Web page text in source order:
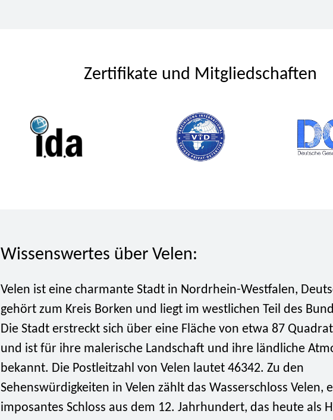
Zertifikate und Mitgliedschaften
Wissenswertes über Velen:
Velen ist eine charmante Stadt in Nordrhein-Westfalen,
gehört zum Kreis Borken und liegt im westlichen Teil des
Die Stadt erstreckt sich über eine Fläche von etwa 87
und ist für ihre malerische Landschaft und ihre ländliche
bekannt. Die Postleitzahl von Velen lautet 46342. Zu den
Sehenswürdigkeiten in Velen zählt das Wasserschloss Velen,
imposantes Schloss aus dem 12. Jahrhundert, das heute als